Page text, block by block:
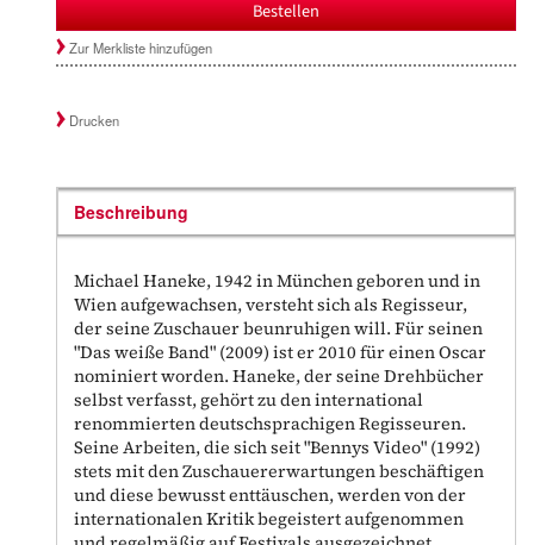
Bestellen
Zur Merkliste hinzufügen
Drucken
Beschreibung
Michael Haneke, 1942 in München geboren und in
Wien aufgewachsen, versteht sich als Regisseur,
der seine Zuschauer beunruhigen will. Für seinen
"Das weiße Band" (2009) ist er 2010 für einen Oscar
nominiert worden. Haneke, der seine Drehbücher
selbst verfasst, gehört zu den international
renommierten deutschsprachigen Regisseuren.
Seine Arbeiten, die sich seit "Bennys Video" (1992)
stets mit den Zuschauererwartungen beschäftigen
und diese bewusst enttäuschen, werden von der
internationalen Kritik begeistert aufgenommen